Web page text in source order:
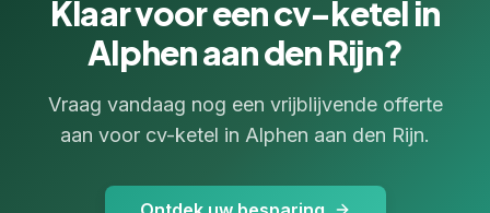
Klaar voor een cv-ketel in
Alphen aan den Rijn?
Vraag vandaag nog een vrijblijvende offerte
aan voor cv-ketel in Alphen aan den Rijn.